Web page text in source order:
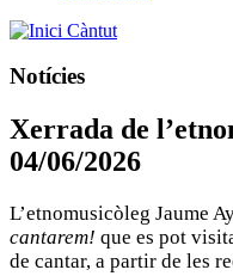
Càntut
Notícies
Xerrada de
04/06/2026
L’etnomusicòleg Jaume
cantarem! que es pot
de cantar, a partir de les